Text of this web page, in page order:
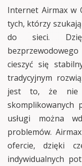
Internet Airmax w
tych, którzy
do sieci.
cieszyć się
tradycyjnym
jest to, że nie
skomplikowanych
usługi można
problemów.
ofercie, dzięki
indywidualnych